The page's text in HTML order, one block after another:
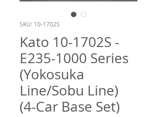
SKU: 10-1702S
Kato 10-1702S -
E235-1000 Series
(Yokosuka
Line/Sobu Line)
(4-Car Base Set)